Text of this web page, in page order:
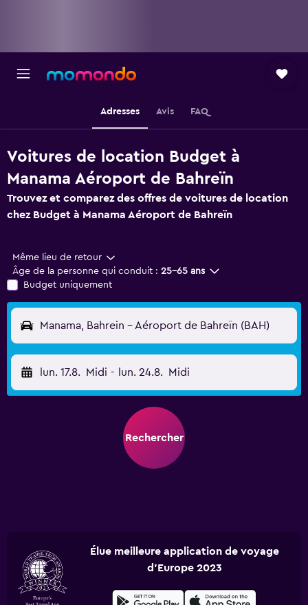
Adresses Avis FAQ
Voitures de location Budget à
Manama Aéroport de Bahreïn
Trouvez et comparez des offres de voitures de location
chez Budget à Manama Aéroport de Bahreïn
Même lieu de retour
Âge de la personne qui conduit : 25-65 ans
Budget uniquement
Manama, Bahrein - Aéroport de Bahreïn (BAH)
lun. 17.8. Midi - lun. 24.8. Midi
Rechercher
Élue meilleure application de voyage
d'Europe 2023